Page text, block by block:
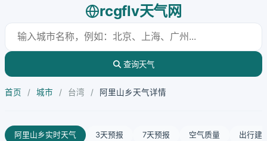
rcgflv天气网
查询天气
首页 / 城市 / 台湾 / 阿里山乡天气详情
阿里山乡实时天气 3天预报 7天预报 空气质量 出行建